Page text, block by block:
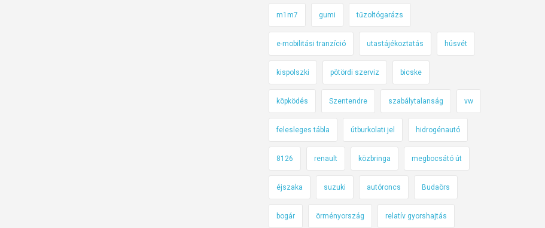
m1m7 gumi tűzoltógarázs
e-mobilitási tranzíció utastájékoztatás húsvét
kispolszki pötördi szerviz bicske
köpködés Szentendre szabálytalanság vw
felesleges tábla útburkolati jel hidrogénautó
8126 renault közbringa megbocsátó út
éjszaka suzuki autóroncs Budaörs
bogár örményország relatív gyorshajtás